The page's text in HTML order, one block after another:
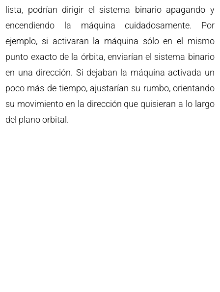
lista, podrían dirigir el sistema binario apagando y
encendiendo la máquina cuidadosamente. Por
ejemplo, si activaran la máquina sólo en el mismo
punto exacto de la órbita, enviarían el sistema binario
en una dirección. Si dejaban la máquina activada un
poco más de tiempo, ajustarían su rumbo, orientando
su movimiento en la dirección que quisieran a lo largo
del plano orbital.